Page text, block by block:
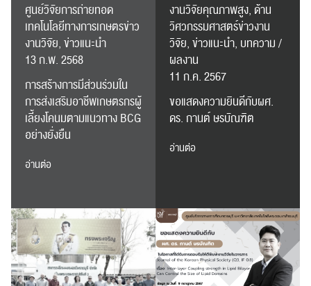
ศูนย์วิจัยการถ่ายทอด
เทคโนโลยีทางการเกษตรข่าว
งานวิจัย, ข่าวแนะนำ
13 ก.พ. 2568
การสร้างการมีส่วนร่วมใน
การส่งเสริมอาชีพเกษตรกรผู้
เลี้ยงโคนมตามแนวทาง BCG
อย่างยั่งยืน
อ่านต่อ
งานวิจัยคุณภาพสูง, ด้าน
วิศวกรรมศาสตร์ข่าวงาน
วิจัย, ข่าวแนะนำ, บทความ /
ผลงาน
11 ก.ค. 2567
ขอแสดงความยินดีกับผศ.
ดร. กานต์ ษรบัณฑิต
อ่านต่อ